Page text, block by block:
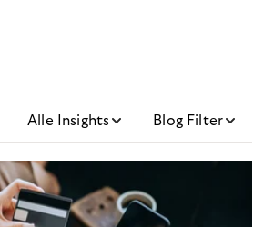
Alle Insights Blog Filter